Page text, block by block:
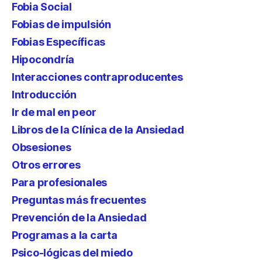
Fobia Social
Fobias de impulsión
Fobias Específicas
Hipocondría
Interacciones contraproducentes
Introducción
Ir de mal en peor
Libros de la Clínica de la Ansiedad
Obsesiones
Otros errores
Para profesionales
Preguntas más frecuentes
Prevención de la Ansiedad
Programas a la carta
Psico-lógicas del miedo